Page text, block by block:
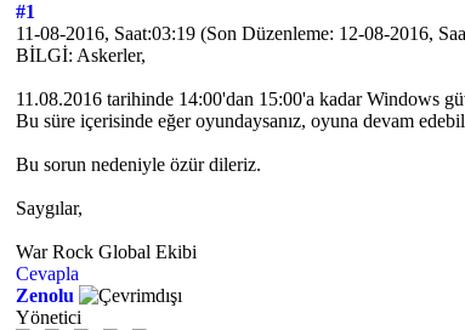
#1
11-08-2016, Saat:03:19 (Son Düzenleme: 12-08-2016,
BİLGİ: Askerler,
11.08.2016 tarihinde 14:00'dan 15:00'a kadar Windows
Bu süre içerisinde eğer oyundaysanız, oyuna devam
Bu sorun nedeniyle özür dileriz.
Saygılar,
War Rock Global Ekibi
Cevapla
Zenolu
Yönetici